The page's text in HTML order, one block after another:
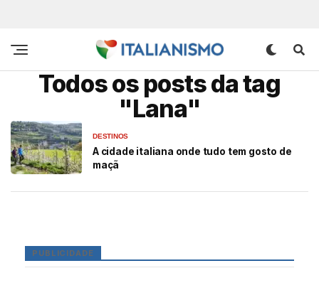
Todos os posts da tag
"Lana"
DESTINOS
A cidade italiana onde tudo tem gosto de
maçã
PUBLICIDADE